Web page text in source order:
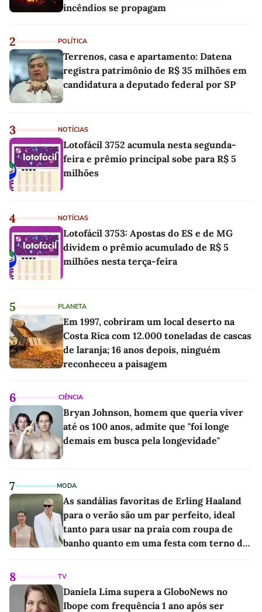
incêndios se propagam
2 POLÍTICA
Terrenos, casa e apartamento: Datena
registra patrimônio de R$ 35 milhões em
candidatura a deputado federal por SP
3 NOTÍCIAS
Lotofácil 3752 acumula nesta segunda-
feira e prêmio principal sobe para R$ 5
milhões
4 NOTÍCIAS
Lotofácil 3753: Apostas do ES e de MG
dividem o prêmio acumulado de R$ 5
milhões nesta terça-feira
5 PLANETA
Em 1997, cobriram um local deserto na
Costa Rica com 12.000 toneladas de cascas
de laranja; 16 anos depois, ninguém
reconheceu a paisagem
6 CIÊNCIA
Bryan Johnson, homem que queria viver
até os 100 anos, admite que "foi longe
demais em busca pela longevidade"
7 MODA
As sandálias favoritas de Erling Haaland
para o verão são um par perfeito, ideal
tanto para usar na praia com roupa de
banho quanto em uma festa com terno de
8 TV
Daniela Lima supera a GloboNews no
Ibope com frequência 1 ano após ser